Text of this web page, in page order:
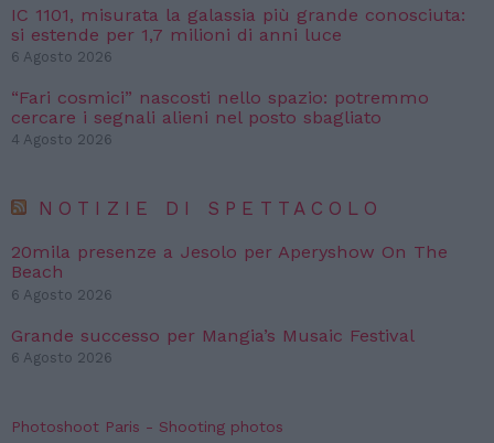
IC 1101, misurata la galassia più grande conosciuta:
si estende per 1,7 milioni di anni luce
6 Agosto 2026
“Fari cosmici” nascosti nello spazio: potremmo
cercare i segnali alieni nel posto sbagliato
4 Agosto 2026
NOTIZIE DI SPETTACOLO
20mila presenze a Jesolo per Aperyshow On The
Beach
6 Agosto 2026
Grande successo per Mangia’s Musaic Festival
6 Agosto 2026
Photoshoot Paris - Shooting photos